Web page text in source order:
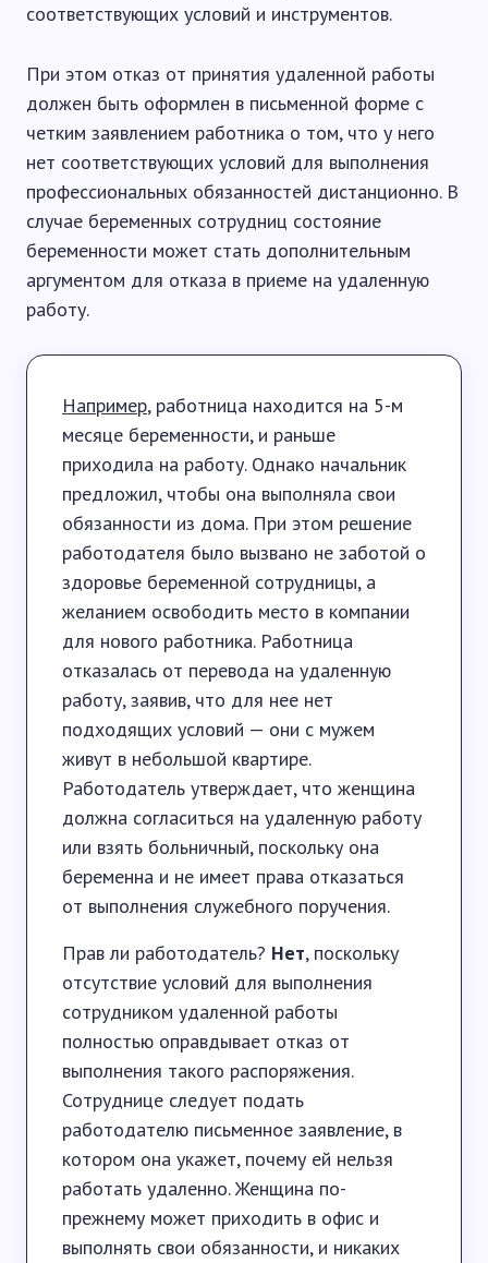
соответствующих условий и инструментов.
При этом отказ от принятия удаленной работы
должен быть оформлен в письменной форме с
четким заявлением работника о том, что у него
нет соответствующих условий для выполнения
профессиональных обязанностей дистанционно. В
случае беременных сотрудниц состояние
беременности может стать дополнительным
аргументом для отказа в приеме на удаленную
работу.
Например, работница находится на 5-м
месяце беременности, и раньше
приходила на работу. Однако начальник
предложил, чтобы она выполняла свои
обязанности из дома. При этом решение
работодателя было вызвано не заботой о
здоровье беременной сотрудницы, а
желанием освободить место в компании
для нового работника. Работница
отказалась от перевода на удаленную
работу, заявив, что для нее нет
подходящих условий — они с мужем
живут в небольшой квартире.
Работодатель утверждает, что женщина
должна согласиться на удаленную работу
или взять больничный, поскольку она
беременна и не имеет права отказаться
от выполнения служебного поручения.
Прав ли работодатель? Нет, поскольку
отсутствие условий для выполнения
сотрудником удаленной работы
полностью оправдывает отказ от
выполнения такого распоряжения.
Сотруднице следует подать
работодателю письменное заявление, в
котором она укажет, почему ей нельзя
работать удаленно. Женщина по-
прежнему может приходить в офис и
выполнять свои обязанности, и никаких